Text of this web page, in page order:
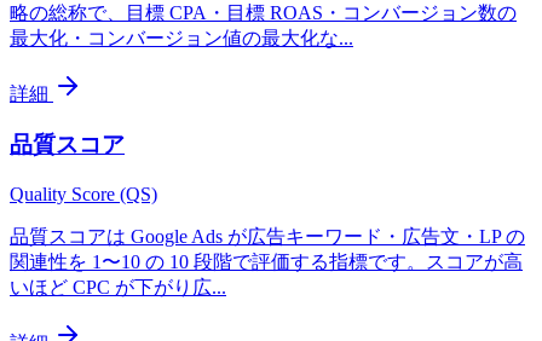
略の総称で、目標 CPA・目標 ROAS・コンバージョン数の
最大化・コンバージョン値の最大化な...
詳細
品質スコア
Quality Score (QS)
品質スコアは Google Ads が広告キーワード・広告文・LP の
関連性を 1〜10 の 10 段階で評価する指標です。スコアが高
いほど CPC が下がり広...